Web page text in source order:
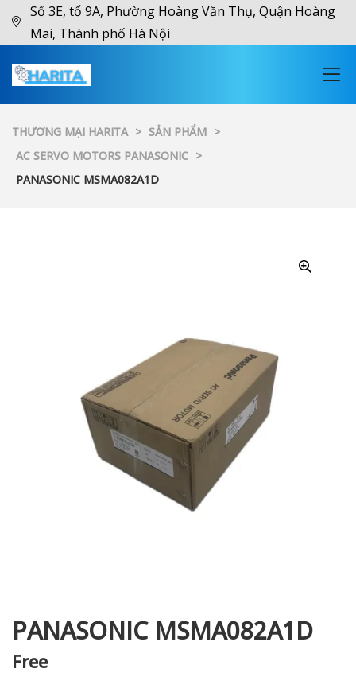
Số 3E, tổ 9A, Phường Hoàng Văn Thụ, Quận Hoàng
Mai, Thành phố Hà Nội
THƯƠNG MẠI HARITA > SẢN PHẨM >
AC SERVO MOTORS PANASONIC >
PANASONIC MSMA082A1D
PANASONIC MSMA082A1D
Free